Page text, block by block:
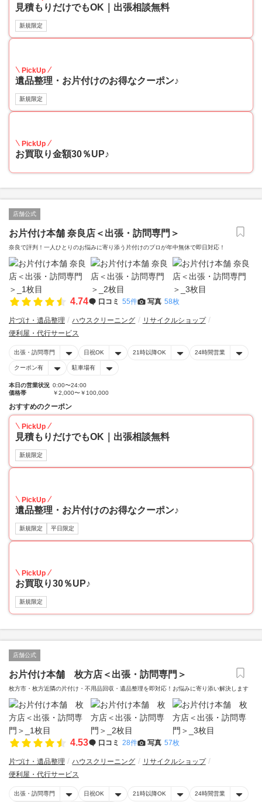
見積もりだけでもOK｜出張相談無料
新規限定
PickUp
遺品整理・お片付けのお得なクーポン♪
新規限定
PickUp
お買取り金額30％UP♪
店舗公式
お片付け本舗 奈良店＜出張・訪問専門＞
奈良で評判！一人ひとりのお悩みに寄り添う片付けのプロが年中無休で即日対応！
4.74 口コミ 55件 写真 58枚
片づけ・遺品整理 ハウスクリーニング
リサイクルショップ
便利屋・代行サービス
出張・訪問専門 日祝OK 21時以降OK 24時間営業
クーポン有 駐車場有
本日の営業状況 0:00〜24:00
価格帯
￥2,000〜￥100,000
おすすめのクーポン
PickUp
見積もりだけでもOK｜出張相談無料
新規限定
PickUp
遺品整理・お片付けのお得なクーポン♪
新規限定 平日限定
PickUp
お買取り30％UP♪
新規限定
店舗公式
お片付け本舗 枚方店＜出張・訪問専門＞
枚方市・枚方近隣の片付け・不用品回収・遺品整理を即対応！お悩みに寄り添い解決します
4.53 口コミ 28件 写真 57枚
片づけ・遺品整理 ハウスクリーニング
リサイクルショップ
便利屋・代行サービス
出張・訪問専門 日祝OK 21時以降OK 24時間営業